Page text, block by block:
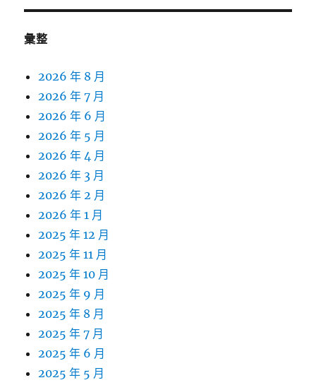
彙整
2026 年 8 月
2026 年 7 月
2026 年 6 月
2026 年 5 月
2026 年 4 月
2026 年 3 月
2026 年 2 月
2026 年 1 月
2025 年 12 月
2025 年 11 月
2025 年 10 月
2025 年 9 月
2025 年 8 月
2025 年 7 月
2025 年 6 月
2025 年 5 月